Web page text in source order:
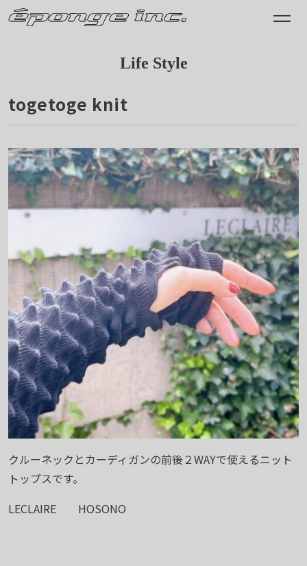
Life Style
togetoge knit
クルーネックとカーディガンの前後２WAYで使えるニット
トップスです。
LECLAIRE HOSONO